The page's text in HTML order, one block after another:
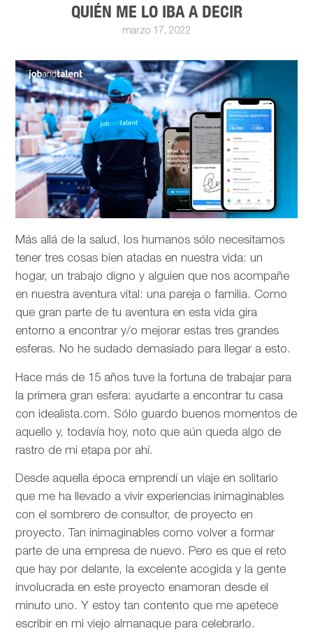
QUIÉN ME LO IBA A DECIR
marzo 17, 2022
Más allá de la salud, los humanos sólo necesitamos
tener tres cosas bien atadas en nuestra vida: un
hogar, un trabajo digno y alguien que nos acompañe
en nuestra aventura vital: una pareja o familia. Como
que gran parte de tu aventura en esta vida gira
entorno a encontrar y/o mejorar estas tres grandes
esferas. No he sudado demasiado para llegar a esto.
Hace más de 15 años tuve la fortuna de trabajar para
la primera gran esfera: ayudarte a encontrar tu casa
con idealista.com. Sólo guardo buenos momentos de
aquello y, todavía hoy, noto que aún queda algo de
rastro de mi etapa por ahí.
Desde aquella época emprendí un viaje en solitario
que me ha llevado a vivir experiencias inimaginables
con el sombrero de consultor, de proyecto en
proyecto. Tan inimaginables como volver a formar
parte de una empresa de nuevo. Pero es que el reto
que hay por delante, la excelente acogida y la gente
involucrada en este proyecto enamoran desde el
minuto uno. Y estoy tan contento que me apetece
escribir en mi viejo almanaque para celebrarlo.